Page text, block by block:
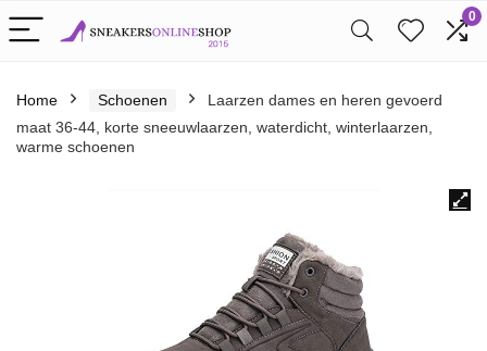
0
Home Schoenen
Laarzen dames en heren gevoerd
maat 36-44, korte sneeuwlaarzen, waterdicht, winterlaarzen,
warme schoenen